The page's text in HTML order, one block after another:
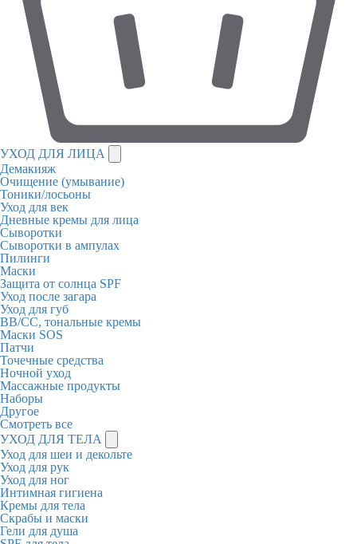
УХОД ДЛЯ ЛИЦА
Демакияж
Очищение (умывание)
Тоники/лосьоны
Уход для век
Дневные кремы для лица
Сыворотки
Сыворотки в ампулах
Пилинги
Маски
Защита от солнца SPF
Уход после загара
Уход для губ
BB/CC, тональные кремы
Маски SOS
Патчи
Точечные средства
Ночной уход
Массажные продукты
Наборы
Другое
Смотреть все
УХОД ДЛЯ ТЕЛА
Уход для шеи и декольте
Уход для рук
Уход для ног
Интимная гигиена
Кремы для тела
Скрабы и маски
Гели для душа